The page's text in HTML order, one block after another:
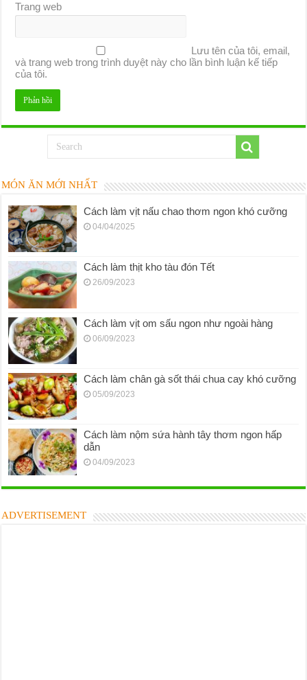
Trang web
Lưu tên của tôi, email,
và trang web trong trình duyệt này cho lần bình luận kế tiếp
của tôi.
MÓN ĂN MỚI NHẤT
Cách làm vịt nấu chao thơm ngon khó cưỡng
04/04/2025
Cách làm thịt kho tàu đón Tết
26/09/2023
Cách làm vịt om sấu ngon như ngoài hàng
06/09/2023
Cách làm chân gà sốt thái chua cay khó cưỡng
05/09/2023
Cách làm nộm sứa hành tây thơm ngon hấp
dẫn
04/09/2023
ADVERTISEMENT